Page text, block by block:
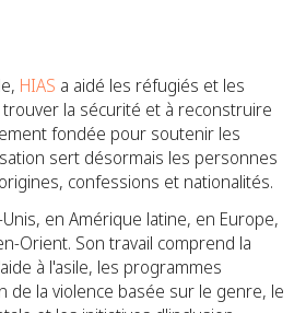
HIAS a aidé les réfugiés et les
la sécurité et à reconstruire
fondée pour soutenir les
sert désormais les personnes
confessions et nationalités.
en Amérique latine, en Europe,
Orient. Son travail comprend la
à l'asile, les programmes
de la violence basée sur le genre, le